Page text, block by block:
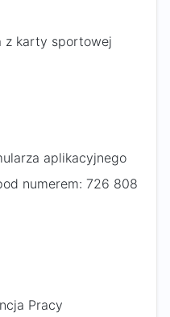
z karty sportowej
aplikacyjnego
numerem: 726 808
Pracy